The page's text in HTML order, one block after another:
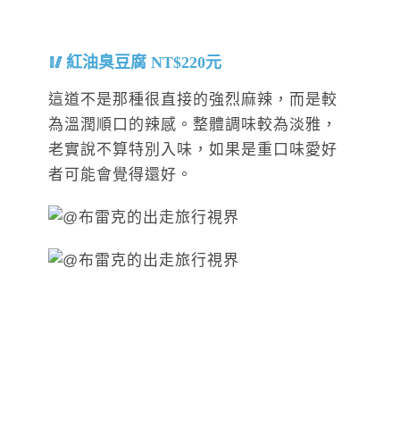
紅油臭豆腐 NT$220元
這道不是那種很直接的強烈麻辣，而是較
為溫潤順口的辣感。整體調味較為淡雅，
老實說不算特別入味，如果是重口味愛好
者可能會覺得還好。